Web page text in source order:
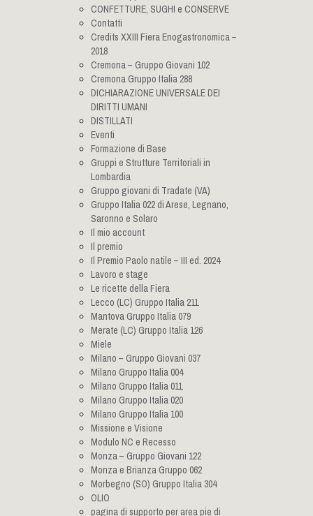
CONFETTURE, SUGHI e CONSERVE
Contatti
Credits XXIII Fiera Enogastronomica –
2018
Cremona – Gruppo Giovani 102
Cremona Gruppo Italia 288
DICHIARAZIONE UNIVERSALE DEI
DIRITTI UMANI
DISTILLATI
Eventi
Formazione di Base
Gruppi e Strutture Territoriali in
Lombardia
Gruppo giovani di Tradate (VA)
Gruppo Italia 022 di Arese, Legnano,
Saronno e Solaro
Il mio account
Il premio
Il Premio Paolo natile – III ed. 2024
Lavoro e stage
Le ricette della Fiera
Lecco (LC) Gruppo Italia 211
Mantova Gruppo Italia 079
Merate (LC) Gruppo Italia 126
Miele
Milano – Gruppo Giovani 037
Milano Gruppo Italia 004
Milano Gruppo Italia 011
Milano Gruppo Italia 020
Milano Gruppo Italia 100
Missione e Visione
Modulo NC e Recesso
Monza – Gruppo Giovani 122
Monza e Brianza Gruppo 062
Morbegno (SO) Gruppo Italia 304
OLIO
pagina di supporto per area pie di